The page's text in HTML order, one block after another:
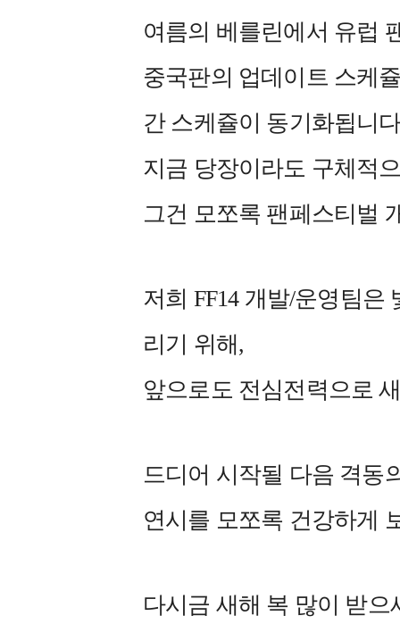
여름의 베를린에서 유럽
중국판의 업데이트 스케
간 스케쥴이 동기화됩니
지금 당장이라도 구체적
그건 모쪼록 팬페스티벌
저희 FF14 개발/운영팀은
리기 위해,
앞으로도 전심전력으로
드디어 시작될 다음 격동
연시를 모쪼록 건강하게
다시금 새해 복 많이 받